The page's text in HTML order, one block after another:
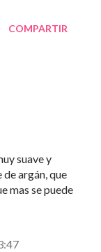
COMPARTIR
suave y
argán, que
mas se puede